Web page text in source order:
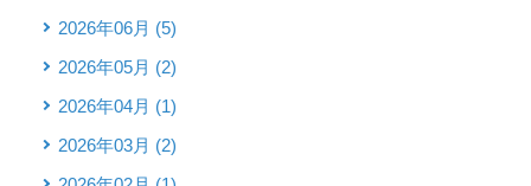
2026年06月 (5)
2026年05月 (2)
2026年04月 (1)
2026年03月 (2)